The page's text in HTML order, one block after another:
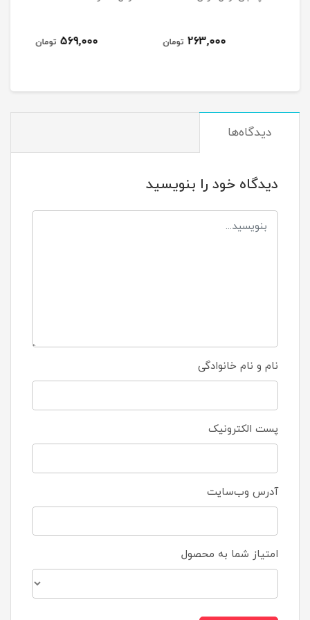
263,000 تومان 569,000 تومان
دیدگاه‌ها
دیدگاه خود را بنویسید
نام و نام خانوادگی
پست الکترونیک
آدرس وب‌سایت
امتیاز شما به محصول